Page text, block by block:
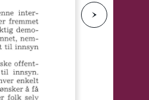
N
e
s
t
e
s
i
d
e